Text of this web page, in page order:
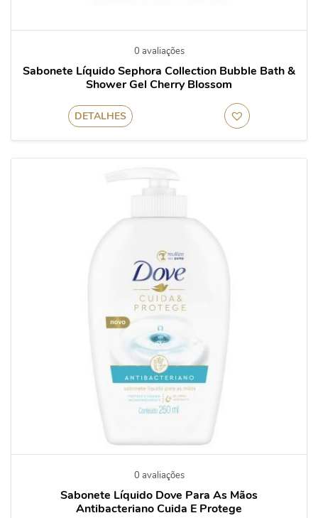
0 avaliações
Sabonete Líquido Sephora Collection Bubble Bath &
Shower Gel Cherry Blossom
DETALHES
0 avaliações
Sabonete Líquido Dove Para As Mãos
Antibacteriano Cuida E Protege